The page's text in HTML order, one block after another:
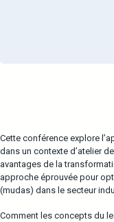
Cette conférence explore
dans un contexte d’atelier
avantages de la
approche éprouvée pour
(mudas) dans le secteur
Comment les concepts du